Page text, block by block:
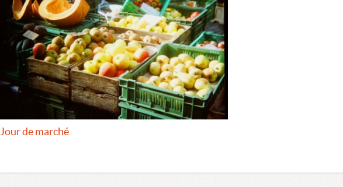
Jour de marché